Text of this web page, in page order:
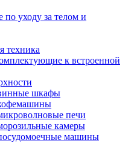
по уходу за телом и
техника
к встроенной
шкафы
печи
камеры
машины